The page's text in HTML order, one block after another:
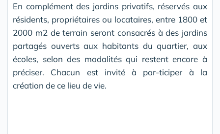
En complément des jardins privatifs, réservés aux
résidents, propriétaires ou locataires, entre 1800 et
2000 m2 de terrain seront consacrés à des jardins
partagés ouverts aux habitants du quartier, aux
écoles, selon des modalités qui restent encore à
préciser. Chacun est invité à par-ticiper à la
création de ce lieu de vie.